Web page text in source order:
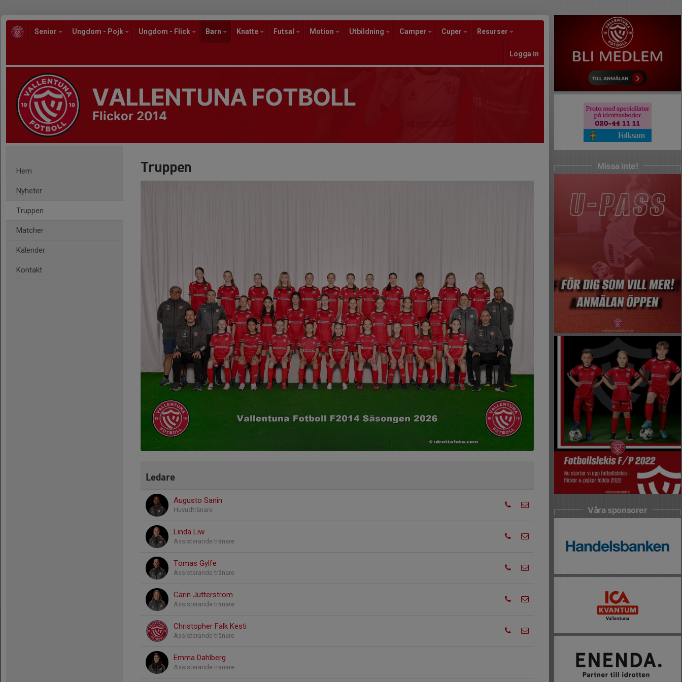
Senior Ungdom - Pojk Ungdom - Flick Barn Knatte Futsal Motion Utbildning Camper Cuper Resurser
Logga in
VALLENTUNA FOTBOLL
Flickor 2014
Hem
Nyheter
Truppen
Matcher
Kalender
Kontakt
Truppen
Ledare
Augusto Sanin
Huvudtränare
Linda Liw
Assisterande tränare
Tomas Gylfe
Assisterande tränare
Carin Jutterström
Assisterande tränare
Christopher Falk Kesti
Assisterande tränare
Emma Dahlberg
Assisterande tränare
Missa inte!
Våra sponsorer